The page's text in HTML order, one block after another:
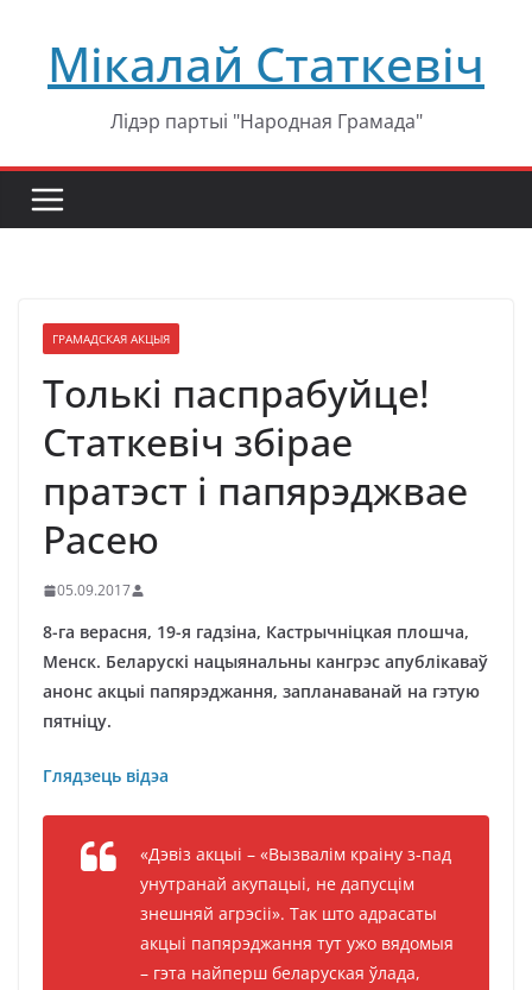
содержимому
Мікалай Статкевіч
Лідэр партыі "Народная Грамада"
ГРАМАДСКАЯ АКЦЫЯ
Толькі паспрабуйце!
Статкевіч збірае
пратэст і папярэджвае
Расею
05.09.2017
8-га верасня, 19-я гадзіна, Кастрычніцкая плошча,
Менск. Беларускі нацыянальны кангрэс апублікаваў
анонс акцыі папярэджання, запланаванай на гэтую
пятніцу.
Глядзець відэа
«Дэвіз акцыі – «Вызвалім краіну з-пад
унутранай акупацыі, не дапусцім
знешняй агрэсіі». Так што адрасаты
акцыі папярэджання тут ужо вядомыя
– гэта найперш беларуская ўлада,